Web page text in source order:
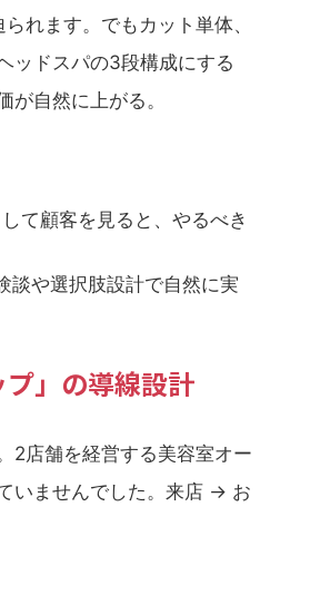
れます。でもカット単体、
ッドスパの3段構成にする
自然に上がる。
て顧客を見ると、やるべき
談や選択肢設計で自然に実
」の導線設計
2店舗を経営する美容室オー
いませんでした。来店 → お